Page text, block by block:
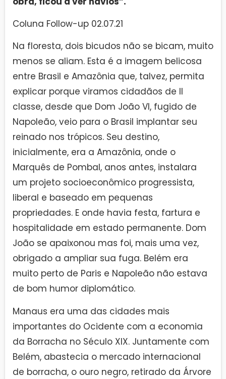
Coluna Follow-up 02.07.21
Na floresta, dois bicudos não se bicam, muito
menos se aliam. Esta é a imagem belicosa
entre Brasil e Amazônia que, talvez, permita
explicar porque viramos cidadãos de II
classe, desde que Dom João VI, fugido de
Napoleão, veio para o Brasil implantar seu
reinado nos trópicos. Seu destino,
inicialmente, era a Amazônia, onde o
Marquês de Pombal, anos antes, instalara
um projeto socioeconômico progressista,
liberal e baseado em pequenas
propriedades. E onde havia festa, fartura e
hospitalidade em estado permanente. Dom
João se apaixonou mas foi, mais uma vez,
obrigado a ampliar sua fuga. Belém era
muito perto de Paris e Napoleão não estava
de bom humor diplomático.
Manaus era uma das cidades mais
importantes do Ocidente com a economia
da Borracha no Século XIX. Juntamente com
Belém, abastecia o mercado internacional
de borracha, o ouro negro, retirado da Árvore